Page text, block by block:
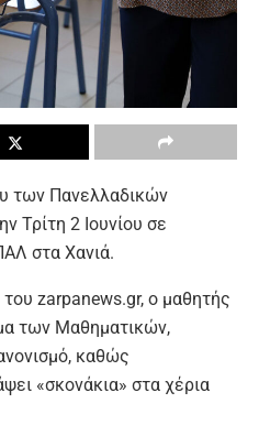
των Πανελλαδικών
Τρίτη 2 Ιουνίου σε
στα Χανιά.
zarpanews.gr, ο μαθητής
των Μαθηματικών,
καθώς
«σκονάκια» στα χέρια